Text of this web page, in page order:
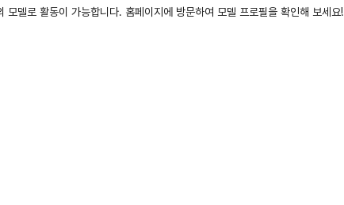
델로 활동이 가능합니다. 홈페이지에 방문하여 모델 프로필을 확인해 보세요!